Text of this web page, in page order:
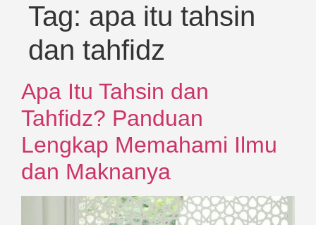
Tag: apa itu tahsin
dan tahfidz
Apa Itu Tahsin dan
Tahfidz? Panduan
Lengkap Memahami Ilmu
dan Maknanya